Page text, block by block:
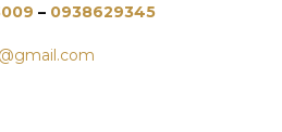
– 0938629345